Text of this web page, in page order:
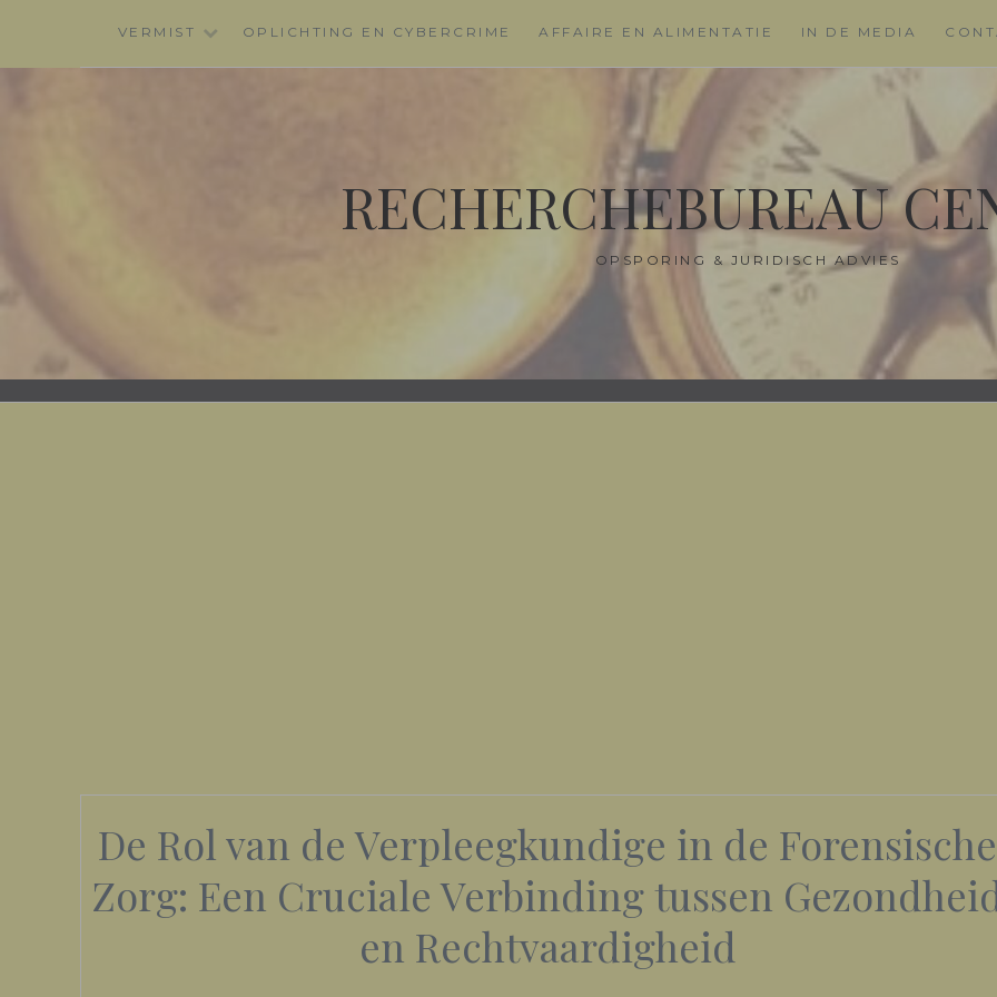
content
VERMIST OPLICHTING EN CYBERCRIME AFFAIRE EN ALIMENTATIE IN DE MEDIA
RECHERCHEBUREAU
OPSPORING & JURIDISCH ADVIES
De Rol van de Verpleegkundige in de Forensische
Zorg: Een Cruciale Verbinding tussen
en Rechtvaardigheid